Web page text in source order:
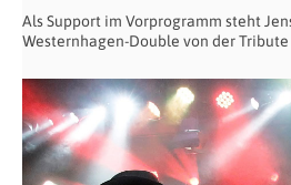
Als Support im Vorprogramm steht
Westernhagen-Double von der Tribute